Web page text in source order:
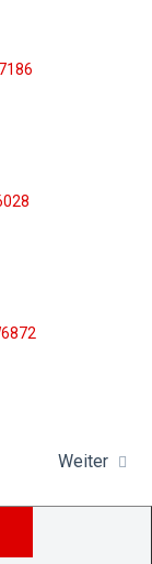
Weiter